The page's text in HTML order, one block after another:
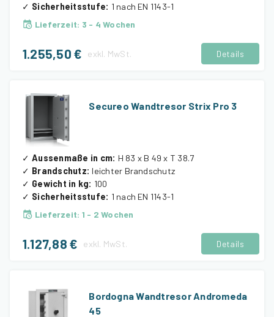
✓ Sicherheitsstufe: 1 nach EN 1143-1
Lieferzeit: 3 - 4 Wochen
1.255,50 € exkl. MwSt. Details
Secureo Wandtresor Strix Pro 3
✓ Aussenmaße in cm: H 83 x B 49 x T 38.7
✓ Brandschutz: leichter Brandschutz
✓ Gewicht in kg: 100
✓ Sicherheitsstufe: 1 nach EN 1143-1
Lieferzeit: 1 - 2 Wochen
1.127,88 € exkl. MwSt. Details
Bordogna Wandtresor Andromeda
45